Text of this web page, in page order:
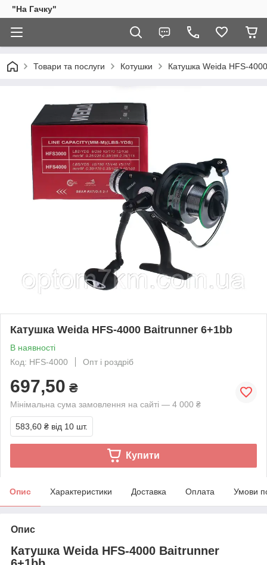
"На Гачку"
Товари та послуги Котушки Катушка Weida HFS-
Катушка Weida HFS-4000 Baitrunner 6+1bb
В наявності
Код: HFS-4000
Опт і роздріб
697,50 ₴
Мінімальна сума замовлення на сайті — 4 000 ₴
583,60 ₴ від 10 шт.
Купити
Опис Характеристики Доставка Оплата Умови
Опис
Катушка Weida HFS-4000 Baitrunner